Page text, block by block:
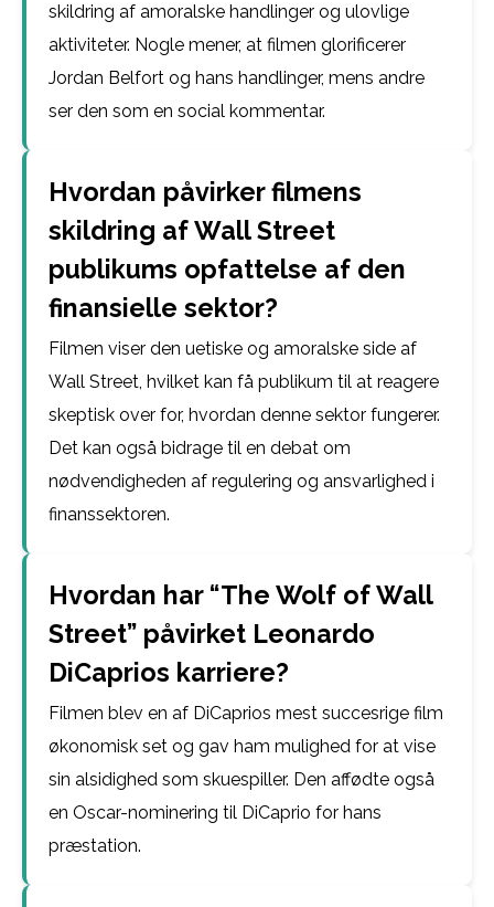
skildring af amoralske handlinger og ulovlige
aktiviteter. Nogle mener, at filmen glorificerer
Jordan Belfort og hans handlinger, mens andre
ser den som en social kommentar.
Hvordan påvirker filmens
skildring af Wall Street
publikums opfattelse af den
finansielle sektor?
Filmen viser den uetiske og amoralske side af
Wall Street, hvilket kan få publikum til at reagere
skeptisk over for, hvordan denne sektor fungerer.
Det kan også bidrage til en debat om
nødvendigheden af regulering og ansvarlighed i
finanssektoren.
Hvordan har “The Wolf of Wall
Street” påvirket Leonardo
DiCaprios karriere?
Filmen blev en af DiCaprios mest succesrige film
økonomisk set og gav ham mulighed for at vise
sin alsidighed som skuespiller. Den affødte også
en Oscar-nominering til DiCaprio for hans
præstation.